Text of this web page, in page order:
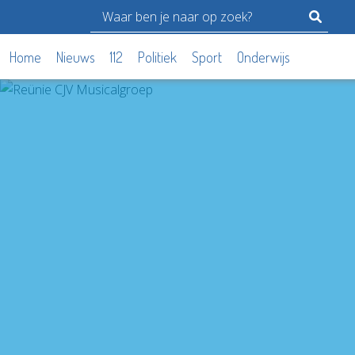
Home Nieuws 112 Politiek Sport Onderwijs